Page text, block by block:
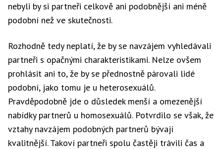
nebyli by si partneři celkově ani podobnější ani méně
podobní než ve skutečnosti.
Rozhodně tedy neplatí, že by se navzájem vyhledávali
partneři s opačnými charakteristikami. Nelze ovšem
prohlásit ani to, že by se přednostně párovali lidé
podobní, jako tomu je u heterosexuálů.
Pravděpodobně jde o důsledek menší a omezenější
nabídky partnerů u homosexuálů. Potvrdilo se však, že
vztahy navzájem podobných partnerů bývají
kvalitnější. Takoví partneři spolu častěji trávili čas a